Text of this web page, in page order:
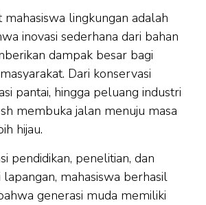
mahasiswa lingkungan adalah
inovasi sederhana dari bahan
dampak besar bagi
Dari konservasi
pantai, hingga peluang industri
membuka jalan menuju masa
hijau.
pendidikan, penelitian, dan
mahasiswa berhasil
generasi muda memiliki